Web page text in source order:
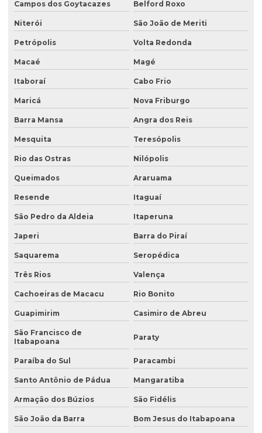
Análise de solo amostragem
Análise de solo completa
Análise de solo para construção
Análise de solo contaminado
Análise de solo física
Análise de solo fósforo
Análise de solo laboratório
Análise de solo valor
Avaliação ambiental preliminar
Avaliação ambiental de terrenos com potencial de contaminação
Avaliação de área de risco ambiental e sanitária
Avaliação de áreas contaminadas
Avaliação de efluentes industriais
Avaliação de passivo ambiental
Avaliação preliminar de áreas contaminadas
Avaliação preliminar de passivo ambiental
Coleta de água
Coleta de água para análise
Campos dos Goytacazes Belford Roxo
Niterói São João de Meriti
Petrópolis Volta Redonda
Macaé Magé
Itaboraí Cabo Frio
Maricá Nova Friburgo
Barra Mansa Angra dos Reis
Mesquita Teresópolis
Rio das Ostras Nilópolis
Queimados Araruama
Resende Itaguaí
São Pedro da Aldeia Itaperuna
Japeri Barra do Piraí
Saquarema Seropédica
Três Rios Valença
Cachoeiras de Macacu Rio Bonito
Guapimirim Casimiro de Abreu
São Francisco de
Itabapoana
Paraty
Paraíba do Sul Paracambi
Santo Antônio de Pádua Mangaratiba
Armação dos Búzios São Fidélis
São João da Barra Bom Jesus do Itabapoana